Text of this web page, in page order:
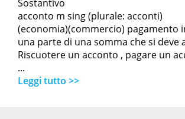
Sostantivo
acconto m sing (plurale: acconti)
(economia)(commercio) pagamento
una parte di una somma che si deve
Riscuotere un acconto , pagare un
...
Leggi tutto >>